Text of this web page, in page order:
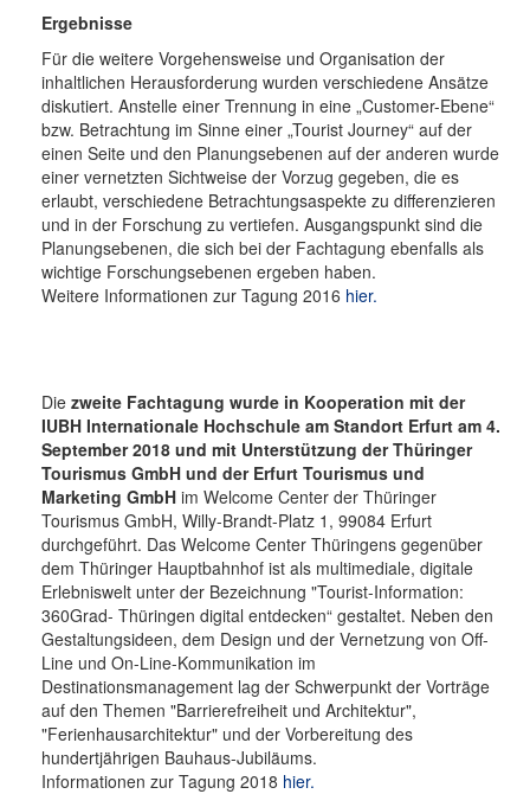
Ergebnisse
Für die weitere Vorgehensweise und Organisation der
inhaltlichen Herausforderung wurden verschiedene Ansätze
diskutiert. Anstelle einer Trennung in eine „Customer-Ebene“
bzw. Betrachtung im Sinne einer „Tourist Journey“ auf der
einen Seite und den Planungsebenen auf der anderen wurde
einer vernetzten Sichtweise der Vorzug gegeben, die es
erlaubt, verschiedene Betrachtungsaspekte zu differenzieren
und in der Forschung zu vertiefen. Ausgangspunkt sind die
Planungsebenen, die sich bei der Fachtagung ebenfalls als
wichtige Forschungsebenen ergeben haben.
Weitere Informationen zur Tagung 2016 hier.
Die zweite Fachtagung wurde in Kooperation mit der
IUBH Internationale Hochschule am Standort Erfurt am 4.
September 2018 und mit Unterstützung der Thüringer
Tourismus GmbH und der Erfurt Tourismus und
Marketing GmbH im Welcome Center der Thüringer
Tourismus GmbH, Willy-Brandt-Platz 1, 99084 Erfurt
durchgeführt. Das Welcome Center Thüringens gegenüber
dem Thüringer Hauptbahnhof ist als multimediale, digitale
Erlebniswelt unter der Bezeichnung "Tourist-Information:
360Grad- Thüringen digital entdecken“ gestaltet. Neben den
Gestaltungsideen, dem Design und der Vernetzung von Off-
Line und On-Line-Kommunikation im
Destinationsmanagement lag der Schwerpunkt der Vorträge
auf den Themen "Barrierefreiheit und Architektur",
"Ferienhausarchitektur" und der Vorbereitung des
hundertjährigen Bauhaus-Jubiläums.
Informationen zur Tagung 2018 hier.